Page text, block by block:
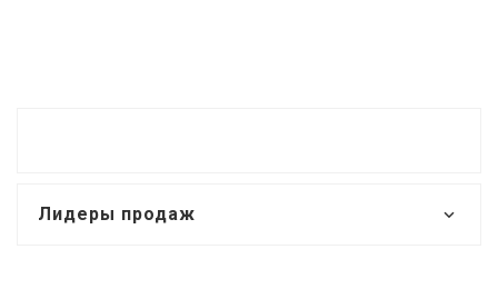
Лидеры продаж